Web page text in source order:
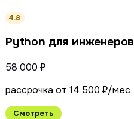
4.8
Python для инженеров
58 000 ₽
рассрочка от 14 500 ₽/мес
Смотреть